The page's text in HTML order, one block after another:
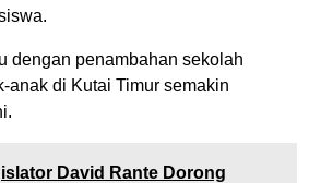
dengan penambahan sekolah
anak di Kutai Timur semakin
David Rante Dorong